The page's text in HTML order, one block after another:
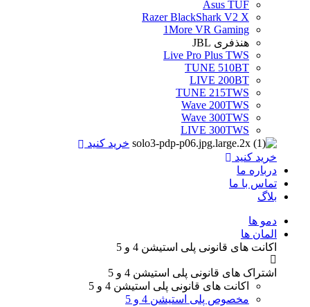
Asus TUF
Razer BlackShark V2 X
1More VR Gaming
هنذفری JBL
Live Pro Plus TWS
TUNE 510BT
LIVE 200BT
TUNE 215TWS
Wave 200TWS
Wave 300TWS
LIVE 300TWS
خرید کنید
خرید کنید
درباره ما
تماس با ما
بلاگ
Menu
دمو ها
المان ها
اکانت های قانونی پلی استیشن 4 و 5
اشتراک های قانونی پلی استیشن 4 و 5
اکانت های قانونی پلی استیشن 4 و 5
مخصوص پلی استیشن 4 و 5